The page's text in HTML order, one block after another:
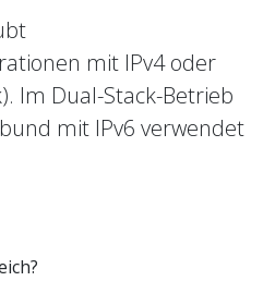
mit IPv4 oder
Im Dual-Stack-Betrieb
mit IPv6 verwendet